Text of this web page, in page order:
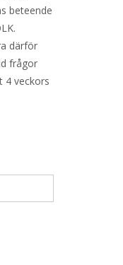
beteende
därför
frågor
4 veckors